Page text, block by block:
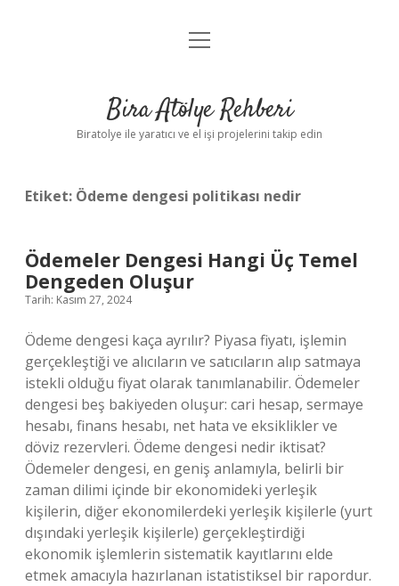
Anasayfa
Yasal Uyarı
menüyü
Bira Atölye Rehberi
Biratolye ile yaratıcı ve el işi projelerini takip edin
Etiket: Ödeme dengesi politikası nedir
Ödemeler Dengesi Hangi Üç Temel
Dengeden Oluşur
Tarih: Kasım 27, 2024
Ödeme dengesi kaça ayrılır? Piyasa fiyatı, işlemin
gerçekleştiği ve alıcıların ve satıcıların alıp satmaya
istekli olduğu fiyat olarak tanımlanabilir. Ödemeler
dengesi beş bakiyeden oluşur: cari hesap, sermaye
hesabı, finans hesabı, net hata ve eksiklikler ve
döviz rezervleri. Ödeme dengesi nedir iktisat?
Ödemeler dengesi, en geniş anlamıyla, belirli bir
zaman dilimi içinde bir ekonomideki yerleşik
kişilerin, diğer ekonomilerdeki yerleşik kişilerle (yurt
dışındaki yerleşik kişilerle) gerçekleştirdiği
ekonomik işlemlerin sistematik kayıtlarını elde
etmek amacıyla hazırlanan istatistiksel bir rapordur.